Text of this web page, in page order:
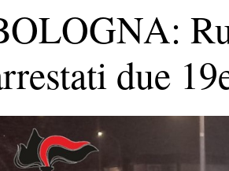
due